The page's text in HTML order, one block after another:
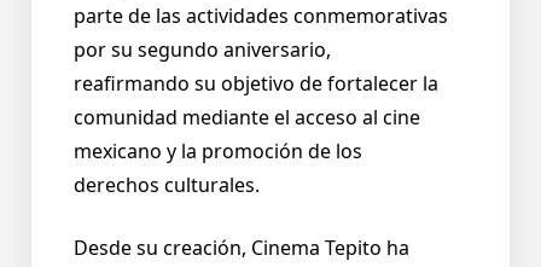
parte de las actividades conmemorativas
por su segundo aniversario,
reafirmando su objetivo de fortalecer la
comunidad mediante el acceso al cine
mexicano y la promoción de los
derechos culturales.
Desde su creación, Cinema Tepito ha